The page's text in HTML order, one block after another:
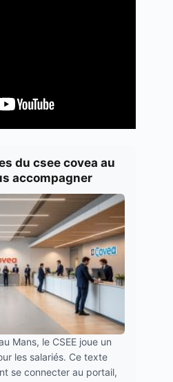
du csee covea au
accompagner
Mans, le CSEE joue un
les salariés. Ce texte
se connecter au portail,